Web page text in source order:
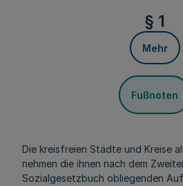
§ 1
Mehr
Fußnoten
Die kreisfreien Städte und Kreise
nehmen die ihnen nach dem
Sozialgesetzbuch obliegenden